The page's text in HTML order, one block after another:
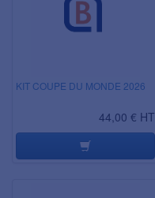
KIT COUPE DU MONDE 2026
44,00 € HT